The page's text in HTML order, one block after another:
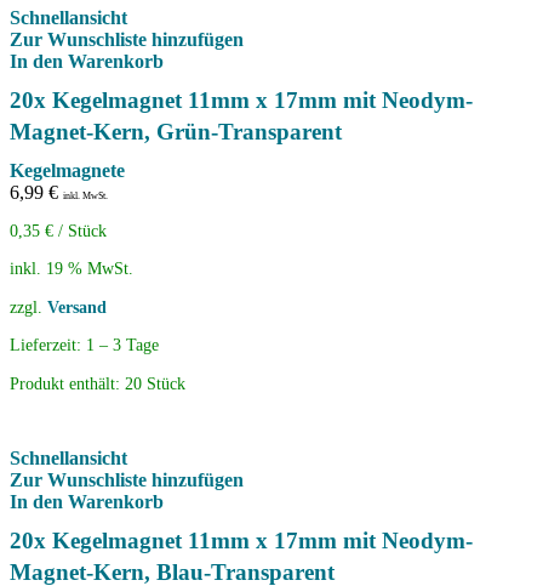
Schnellansicht
Zur Wunschliste hinzufügen
In den Warenkorb
20x Kegelmagnet 11mm x 17mm mit Neodym-
Magnet-Kern, Grün-Transparent
Kegelmagnete
6,99 € inkl. MwSt.
0,35 € / Stück
inkl. 19 % MwSt.
zzgl. Versand
Lieferzeit: 1 – 3 Tage
Produkt enthält: 20 Stück
Schnellansicht
Zur Wunschliste hinzufügen
In den Warenkorb
20x Kegelmagnet 11mm x 17mm mit Neodym-
Magnet-Kern, Blau-Transparent